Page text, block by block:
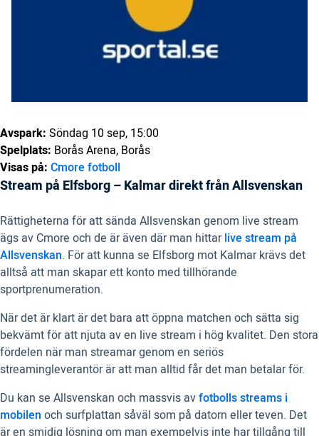
Avspark: Söndag 10 sep, 15:00
Spelplats: Borås Arena, Borås
Visas på: Cmore fotboll
Stream på Elfsborg – Kalmar direkt från Allsvenskan
Rättigheterna för att sända Allsvenskan genom live stream
ägs av Cmore och de är även där man hittarlive stream på
Allsvenskan. För att kunna se Elfsborg mot Kalmar krävs det
alltså att man skapar ett konto med tillhörande
sportprenumeration.
När det är klart är det bara att öppna matchen och sätta sig
bekvämt för att njuta av en live stream i hög kvalitet. Den stora
fördelen när man streamar genom en seriös
streamingleverantör är att man alltid får det man betalar för.
Du kan se Allsvenskan och massvis avfotbolls streams i
mobilen och surfplattan såväl som på datorn eller teven. Det
är en smidig lösning om man exempelvis inte har tillgång till